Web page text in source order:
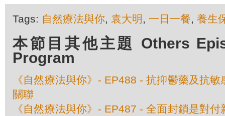
Tags: 自然療法與你, 袁大明 , 一日一餐, 養生
本節目其他主題 Others
Program
《自然療法與你》- EP488 - 抗抑鬱藥及抗
關聯
《自然療法與你》- EP487 - 全面封鎖是對